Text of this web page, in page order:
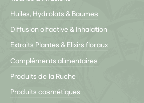
Huiles, Hydrolats & Baumes
Diffusion olfactive & Inhalation
Extraits Plantes & Elixirs floraux
Compléments alimentaires
Produits de la Ruche
Produits cosmétiques